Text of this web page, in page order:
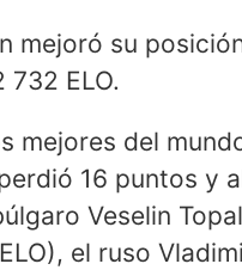
mejoró su
732 ELO.
mejores del
16 puntos y
Veselin
el ruso